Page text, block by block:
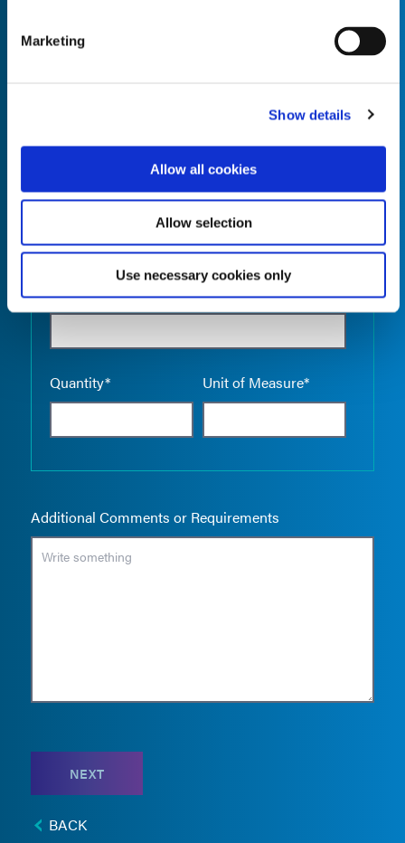
Marketing
Show details
Allow all cookies
Allow selection
Use necessary cookies only
Unit of Measure*
Product Name*
Quantity* Unit of Measure*
Additional Comments or Requirements
NEXT
BACK